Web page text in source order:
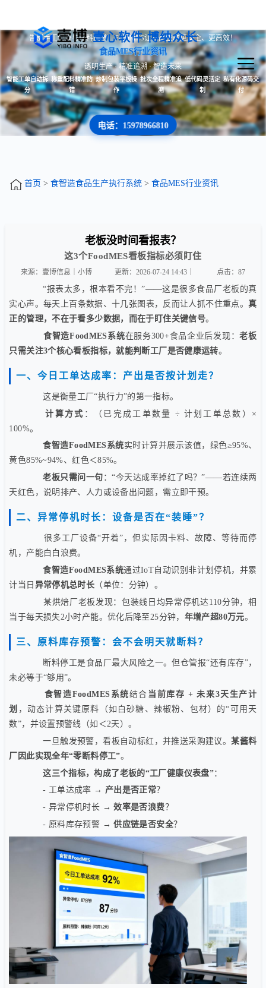
壹心软件 博纳众长
告别手工记录与配料误差，FoodMES让食品生产更安全、更高效！
食品MES行业资讯
透明生产 · 精准追溯 · 智造未来
智能工单自动拆
分
称重配料精准防
错
炒制包装平板操
作
批次全程精准追
溯
低代码灵活定
制
私有化源码交
付
电话：15978966810
首页 > 食智造食品生产执行系统> 食品MES行业资讯
老板没时间看报表？
这3个FoodMES看板指标必须盯住
来源：壹博信息｜小博 更新：2026-07-24 14:43｜ 点击：87
“报表太多，根本看不完！”——这是很多食品厂老板的真
实心声。每天上百条数据、十几张图表，反而让人抓不住重点。真
正的管理，不在于看多少数据，而在于盯住关键信号。
食智造FoodMES系统在服务300+食品企业后发现：老板
只需关注3个核心看板指标，就能判断工厂是否健康运转。
一、今日工单达成率：产出是否按计划走？
这是衡量工厂“执行力”的第一指标。
计算方式 ：（已完成工单数量 ÷ 计划工单总数）×
100%。
食智造FoodMES系统实时计算并展示该值，绿色≥95%、
黄色85%~94%、红色＜85%。
老板只需问一句 ：“今天达成率掉红了吗？”——若连续两
天红色，说明排产、人力或设备出问题，需立即干预。
二、异常停机时长：设备是否在“装睡”？
很多工厂设备“开着”，但实际因卡料、故障、等待而停
机，产能白白浪费。
食智造FoodMES系统通过IoT自动识别非计划停机，并累
计当日 异常停机总时长 （单位：分钟）。
某烘焙厂老板发现：包装线日均异常停机达110分钟，相
当于每天损失2小时产能。优化后降至25分钟， 年增产超80万元。
三、原料库存预警：会不会明天就断料？
断料停工是食品厂最大风险之一。但仓管报“还有库存”，
未必等于“够用”。
食智造FoodMES系统结合 当前库存 + 未来3天生产计
划 ，动态计算关键原料（如白砂糖、辣椒粉、包材）的“可用天
数”，并设置预警线（如＜2天）。
一旦触发预警，看板自动标红，并推送采购建议。某酱料
厂因此实现全年“零断料停工”。
这三个指标，构成了老板的“工厂健康仪表盘”：
- 工单达成率 → 产出是否正常？
- 异常停机时长 →效率是否浪费？
- 原料库存预警 →供应链是否安全？